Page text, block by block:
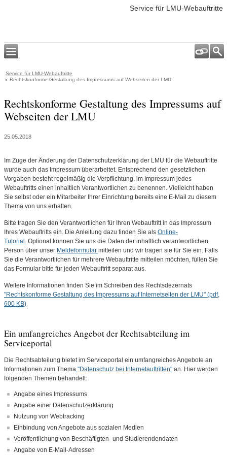
Service für LMU-Webauftritte
Service für LMU-Webauftritte
Rechtskonforme Gestaltung des Impressums auf Webseiten der LMU
Rechtskonforme Gestaltung des Impressums auf
Webseiten der LMU
25.05.2018
Im Zuge der Änderung der Datenschutzerklärung der LMU für die Webauftritte
wurde auch das Impressum überarbeitet. Entsprechend den gesetzlichen
Vorgaben besteht regelmäßig die Verpflichtung, im Impressum jedes
Webauftritts einen inhaltlich Verantwortlichen zu benennen. Vielleicht haben
Sie selbst oder ein Mitarbeiter Ihrer Einrichtung bereits eine E-Mail zu diesem
Thema von uns erhalten.
Bitte tragen Sie den Verantwortlichen für Ihren Webauftritt in das Impressum
Ihres Webauftritts ein. Die Anleitung dazu finden Sie als Online-
Tutorial. Optional können Sie uns die Daten der inhaltlich verantwortlichen
Person über unser Meldeformular mitteilen und wir tragen sie für Sie ein. Falls
Sie die Verantwortlichen für mehrere Webauftritte mitteilen möchten, füllen Sie
das Formular bitte für jeden Webauftritt separat aus.
Weitere Informationen finden Sie im Schreiben des Rechtsdezernats
"Rechtskonforme Gestaltung des Impressums auf Internetseiten der LMU" (pdf,
600 KB)
Ein umfangreiches Angebot der Rechtsabteilung im
Serviceportal
Die Rechtsabteilung bietet im Serviceportal ein umfangreiches Angebote an
Informationen zum Thema "Datenschutz bei Internetauftritten" an. Hier werden
folgenden Themen behandelt:
Angabe eines Impressums
Angabe einer Datenschutzerklärung
Nutzung von Webtracking
Einbindung von Angebote aus sozialen Medien
Veröffentlichung von Beschäftigten- und Studierendendaten
Angabe von E-Mail-Adressen